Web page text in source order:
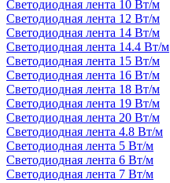
Светодиодная лента 10 Вт/м
Светодиодная лента 12 Вт/м
Светодиодная лента 14 Вт/м
Светодиодная лента 14.4 Вт/м
Светодиодная лента 15 Вт/м
Светодиодная лента 16 Вт/м
Светодиодная лента 18 Вт/м
Светодиодная лента 19 Вт/м
Светодиодная лента 20 Вт/м
Светодиодная лента 4.8 Вт/м
Светодиодная лента 5 Вт/м
Светодиодная лента 6 Вт/м
Светодиодная лента 7 Вт/м